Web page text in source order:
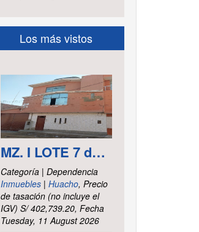
Los más vistos
MZ. I LOTE 7 del asentamiento Humano las Delicias – Paramonga – Barranca – Lima
Categoría | Dependencia
Inmuebles| Huacho, Precio
de tasación (no incluye el
IGV) S/ 402,739.20, Fecha
Tuesday, 11 August 2026